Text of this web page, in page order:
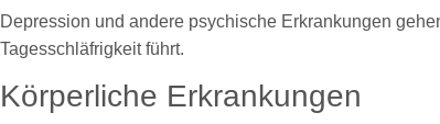
Depression und andere psychische Erkrankungen
Tagesschläfrigkeit führt.
Körperliche Erkrankungen